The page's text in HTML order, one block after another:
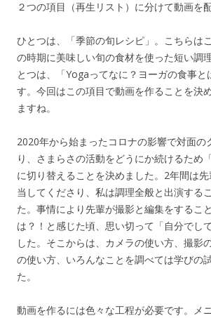
２つの項目（再生リスト）に分けて動画を
ひとつは、「季節の旬レシピ」。こちらは
の時期に美味しい旬の食材を使った短い調
とつは、「Yogaってなに？ヨーガの食事
す。今回はこの項目で動画を作ることを決
ますね。
2020年から始まったコロナの影響で対面の
り、さまらさの活動をどうにか続けるため
に切り替えることを決めました。2年間は
当してくださり、私は調理全般と出演する
た。事情により先輩が撮影と編集をするこ
は？！と感じた頃、思い切って「自分でし
した。そこからは、カメラの使い方、撮影
の使い方、いろんなことを調べては学びの
た。
動画を作るには色々な工程が必要です。メ